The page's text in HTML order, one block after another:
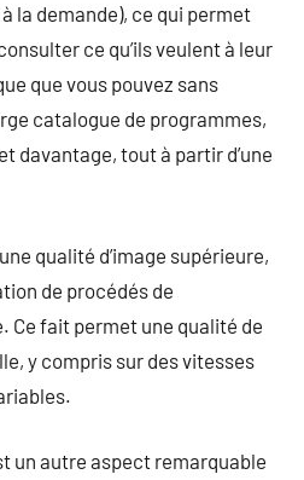
la demande), ce qui permet
ce qu’ils veulent à leur
que vous pouvez sans
catalogue de programmes,
davantage, tout à partir d’une
qualité d’image supérieure,
de procédés de
Ce fait permet une qualité de
y compris sur des vitesses
un autre aspect remarquable